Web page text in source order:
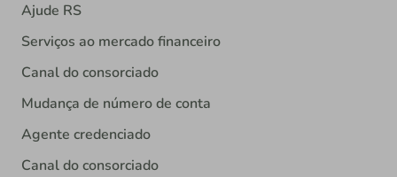
Ajude RS
Serviços ao mercado financeiro
Canal do consorciado
Mudança de número de conta
Agente credenciado
Canal do consorciado